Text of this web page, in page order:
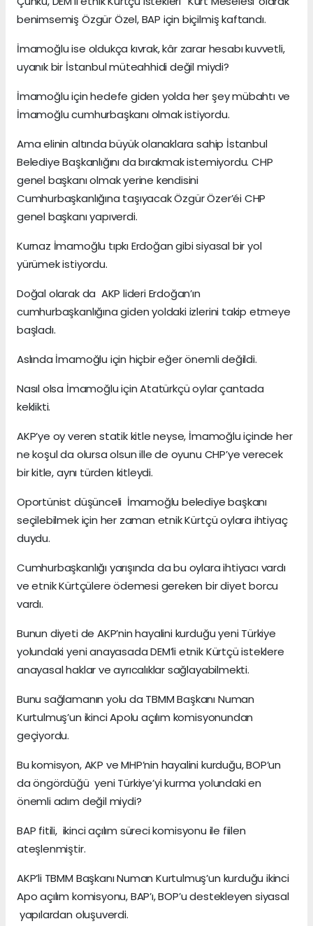
benimsemiş Özgür Özel, BAP için biçilmiş kaftandı.
İmamoğlu ise oldukça kıvrak, kâr zarar hesabı kuvvetli,
uyanık bir İstanbul müteahhidi değil miydi?
İmamoğlu için hedefe giden yolda her şey mübahtı ve
İmamoğlu cumhurbaşkanı olmak istiyordu.
Ama elinin altında büyük olanaklara sahip İstanbul
Belediye Başkanlığını da bırakmak istemiyordu. CHP
genel başkanı olmak yerine kendisini
Cumhurbaşkanlığına taşıyacak Özgür Özer’éi CHP
genel başkanı yapıverdi.
Kurnaz İmamoğlu tıpkı Erdoğan gibi siyasal bir yol
yürümek istiyordu.
Doğal olarak da AKP lideri Erdoğan’ın
cumhurbaşkanlığına giden yoldaki izlerini takip etmeye
başladı.
Aslında İmamoğlu için hiçbir eğer önemli değildi.
Nasıl olsa İmamoğlu için Atatürkçü oylar çantada
keklikti.
AKP’ye oy veren statik kitle neyse, İmamoğlu içinde her
ne koşul da olursa olsun ille de oyunu CHP’ye verecek
bir kitle, aynı türden kitleydi.
Oportünist düşünceli İmamoğlu belediye başkanı
seçilebilmek için her zaman etnik Kürtçü oylara ihtiyaç
duydu.
Cumhurbaşkanlığı yarışında da bu oylara ihtiyacı vardı
ve etnik Kürtçülere ödemesi gereken bir diyet borcu
vardı.
Bunun diyeti de AKP’nin hayalini kurduğu yeni Türkiye
yolundaki yeni anayasada DEM’li etnik Kürtçü isteklere
anayasal haklar ve ayrıcalıklar sağlayabilmekti.
Bunu sağlamanın yolu da TBMM Başkanı Numan
Kurtulmuş’un ikinci Apolu açılım komisyonundan
geçiyordu.
Bu komisyon, AKP ve MHP’nin hayalini kurduğu, BOP’un
da öngördüğü yeni Türkiye’yi kurma yolundaki en
önemli adım değil miydi?
BAP fitili, ikinci açılım süreci komisyonu ile fiilen
ateşlenmiştir.
AKP’li TBMM Başkanı Numan Kurtulmuş’un kurduğu ikinci
Apo açılım komisyonu, BAP’ı, BOP’u destekleyen siyasal
yapılardan oluşuverdi.